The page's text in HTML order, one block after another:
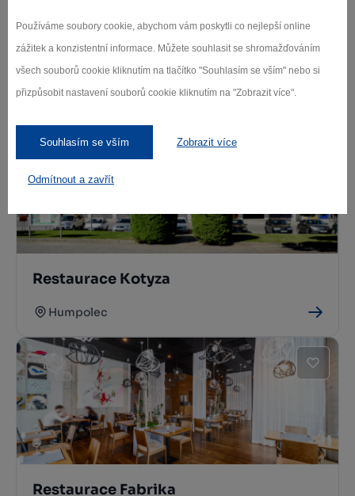
Používáme soubory cookie, abychom vám poskytli co nejlepší online
zážitek a konzistentní informace. Můžete souhlasit se shromažďováním
všech souborů cookie kliknutím na tlačítko "Souhlasím se vším" nebo si
přizpůsobit nastavení souborů cookie kliknutím na "Zobrazit více".
Souhlasím se vším Zobrazit více
Odmítnout a zavřít
Restaurace U Jiřího
Restaurace Kotyza
Humpolec
Restaurace Fabrika